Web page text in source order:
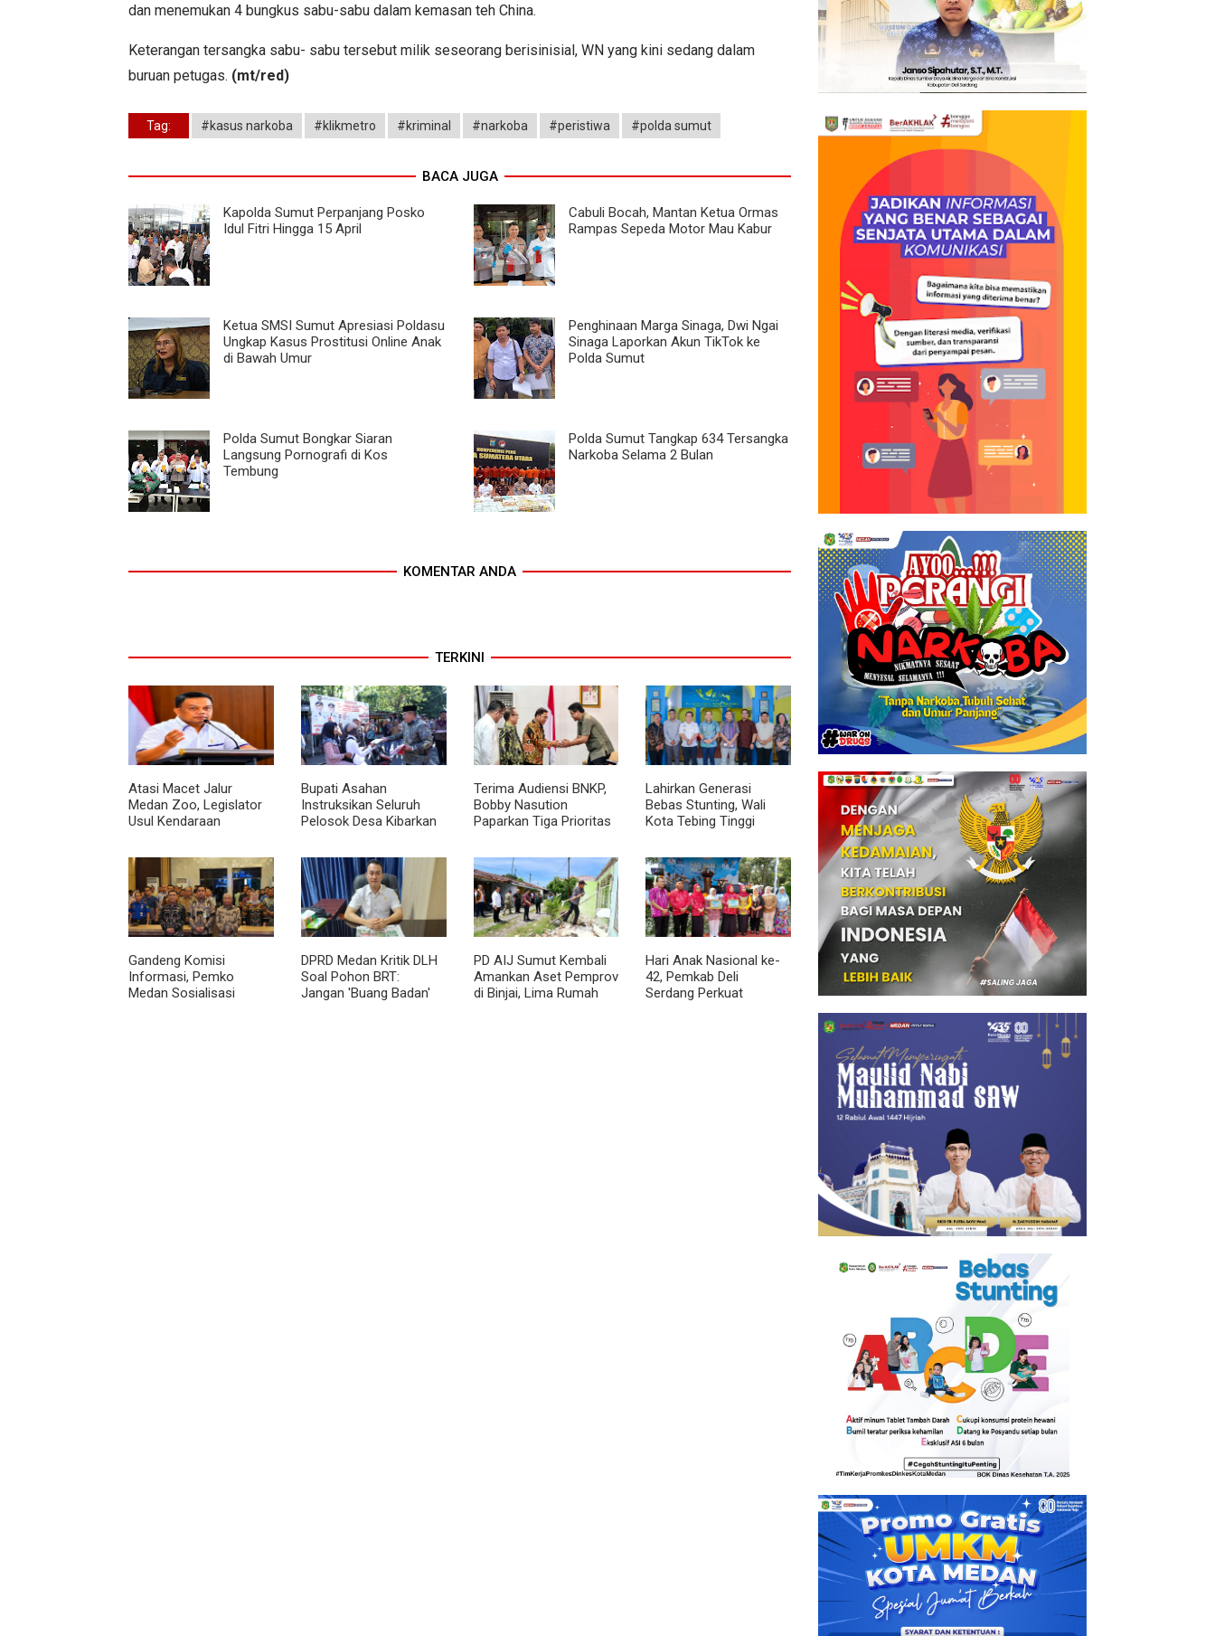
dan menemukan 4 bungkus sabu-sabu dalam kemasan teh China.
Keterangan tersangka sabu- sabu tersebut milik seseorang berisinisial, WN yang kini sedang dalam
buruan petugas. (mt/red)
Tag: #kasus narkoba #klikmetro #kriminal #narkoba #peristiwa #polda sumut
BACA JUGA
Kapolda Sumut Perpanjang Posko
Idul Fitri Hingga 15 April
Cabuli Bocah, Mantan Ketua Ormas
Rampas Sepeda Motor Mau Kabur
Ketua SMSI Sumut Apresiasi Poldasu
Ungkap Kasus Prostitusi Online Anak
di Bawah Umur
Penghinaan Marga Sinaga, Dwi Ngai
Sinaga Laporkan Akun TikTok ke
Polda Sumut
Polda Sumut Bongkar Siaran
Langsung Pornografi di Kos
Tembung
Polda Sumut Tangkap 634 Tersangka
Narkoba Selama 2 Bulan
KOMENTAR ANDA
TERKINI
Atasi Macet Jalur
Medan Zoo, Legislator
Usul Kendaraan
Jalur Royal Sumatera
Bupati Asahan
Instruksikan Seluruh
Pelosok Desa Kibarkan
Agustus
Terima Audiensi BNKP,
Bobby Nasution
Paparkan Tiga Prioritas
Kepulauan Nias
Lahirkan Generasi
Bebas Stunting, Wali
Kota Tebing Tinggi
SP3 Catin
Gandeng Komisi
Informasi, Pemko
Medan Sosialisasi
DPRD Medan Kritik DLH
Soal Pohon BRT:
Jangan 'Buang Badan'
PD AIJ Sumut Kembali
Amankan Aset Pemprov
di Binjai, Lima Rumah
Hari Anak Nasional ke-
42, Pemkab Deli
Serdang Perkuat